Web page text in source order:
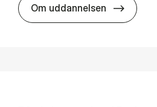
Om uddannelsen BSc in